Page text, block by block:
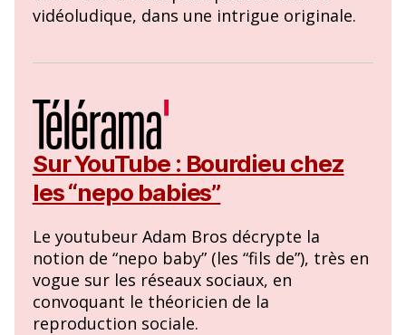
vidéoludique, dans une intrigue originale.
Sur YouTube : Bourdieu chez
les “nepo babies”
Le youtubeur Adam Bros décrypte la
notion de “nepo baby” (les “fils de”), très en
vogue sur les réseaux sociaux, en
convoquant le théoricien de la
reproduction sociale.